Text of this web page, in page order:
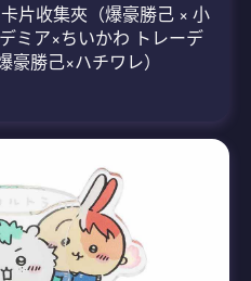
片收集夾（爆豪勝己 × 小
ミア×ちいかわ トレーデ
勝己×ハチワレ）